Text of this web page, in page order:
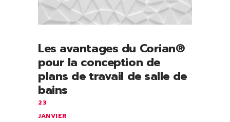
Les avantages du Corian®
pour la conception de
plans de travail de salle de
bains
23
JANVIER